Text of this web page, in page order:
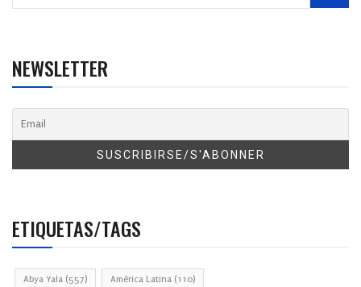
NEWSLETTER
ETIQUETAS/TAGS
Abya Yala (557) América Latina (110)